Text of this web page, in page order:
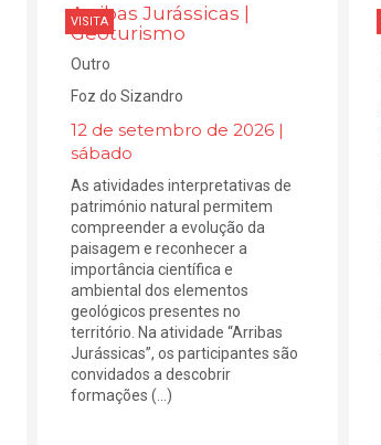
VISITA
Arribas Jurássicas |
Geoturismo
Outro
Foz do Sizandro
12 de setembro de 2026 |
sábado
As atividades interpretativas de
património natural permitem
compreender a evolução da
paisagem e reconhecer a
importância científica e
ambiental dos elementos
geológicos presentes no
território. Na atividade “Arribas
Jurássicas”, os participantes são
convidados a descobrir
formações (...)